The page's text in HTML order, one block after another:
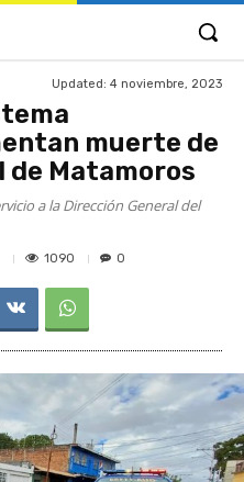
Updated: 4 noviembre, 2023
muerte de
Matamoros
a la Dirección General del
1090 0